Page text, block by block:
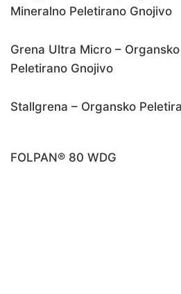
Mineralno Peletirano Gnojivo
Grena Ultra Micro –
Peletirano Gnojivo
Stallgrena – Organsko
FOLPAN® 80 WDG